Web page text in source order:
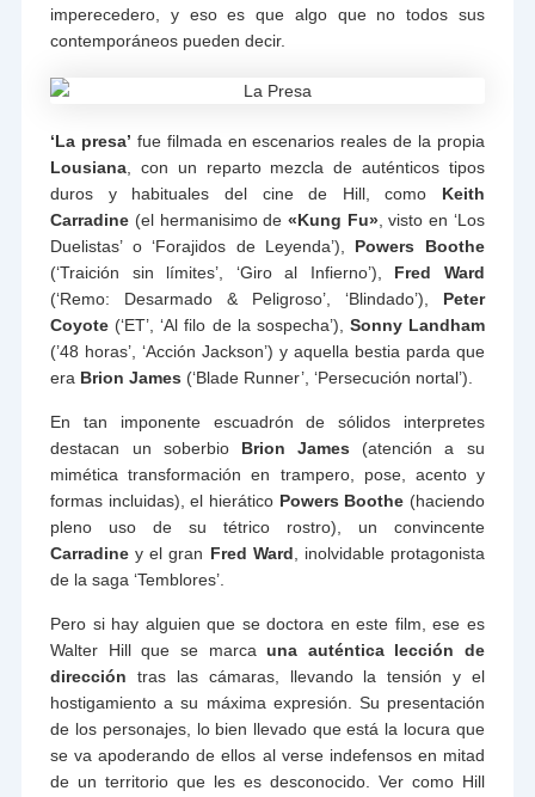
imperecedero, y eso es que algo que no todos sus
contemporáneos pueden decir.
‘La presa’ fue filmada en escenarios reales de la propia
Lousiana , con un reparto mezcla de auténticos tipos
duros y habituales del cine de Hill, como Keith
Carradine (el hermanisimo de «Kung Fu», visto en ‘Los
Duelistas’ o ‘Forajidos de Leyenda’), Powers Boothe
(‘Traición sin límites’, ‘Giro al Infierno’), Fred Ward
(‘Remo: Desarmado & Peligroso’, ‘Blindado’), Peter
Coyote (‘ET’, ‘Al filo de la sospecha’), Sonny Landham
(’48 horas’, ‘Acción Jackson’) y aquella bestia parda que
era Brion James (‘Blade Runner’, ‘Persecución nortal’).
En tan imponente escuadrón de sólidos interpretes
destacan un soberbio Brion James (atención a su
mimética transformación en trampero, pose, acento y
formas incluidas), el hierático Powers Boothe (haciendo
pleno uso de su tétrico rostro), un convincente
Carradiney el gran Fred Ward , inolvidable protagonista
de la saga ‘Temblores’.
Pero si hay alguien que se doctora en este film, ese es
Walter Hill que se marcauna auténtica lección de
dirección tras las cámaras, llevando la tensión y el
hostigamiento a su máxima expresión. Su presentación
de los personajes, lo bien llevado que está la locura que
se va apoderando de ellos al verse indefensos en mitad
de un territorio que les es desconocido. Ver como Hill